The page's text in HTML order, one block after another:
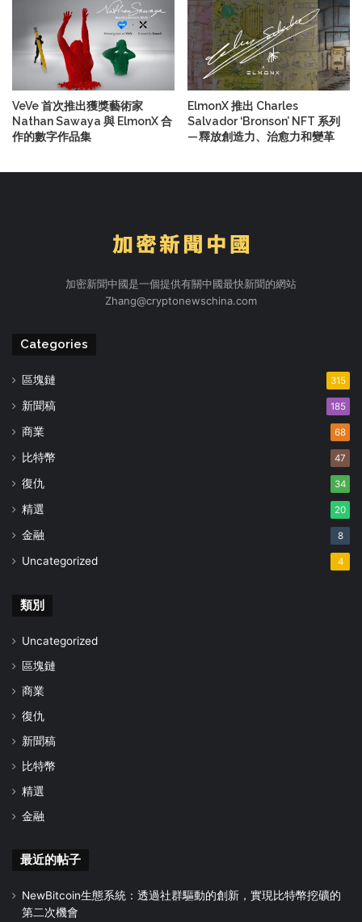
VeVe 首次推出獲獎藝術家
Nathan Sawaya 與 ElmonX 合
作的數字作品集
ElmonX 推出 Charles
Salvador ‘Bronson’ NFT 系列
— 釋放創造力、治愈力和變革
加密新聞中國是一個提供有關中國最快新聞的網站
Zhang@cryptonewschina.com
Categories
區塊鏈 315
新聞稿 185
商業 68
比特幣 47
復仇 34
精選 20
金融 8
Uncategorized 4
類別
Uncategorized
區塊鏈
商業
復仇
新聞稿
比特幣
精選
金融
最近的帖子
NewBitcoin生態系統：透過社群驅動的創新，實現比特幣挖礦的
第二次機會